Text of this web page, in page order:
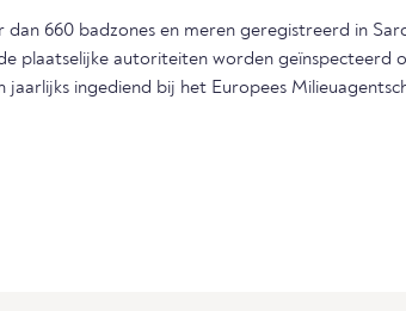
dan 660 badzones en meren geregistreerd in
plaatselijke autoriteiten worden geïnspecteerd
jaarlijks ingediend bij het Europees